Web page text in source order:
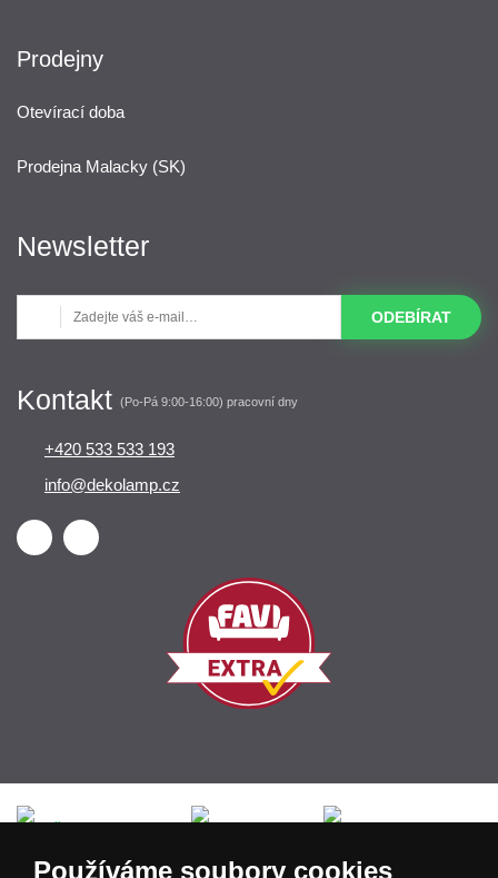
Prodejny
Otevírací doba
Prodejna Malacky (SK)
Newsletter
ODEBÍRAT
Kontakt (Po-Pá 9:00-16:00) pracovní dny
+420 533 533 193
info@dekolamp.cz
Používáme soubory cookies